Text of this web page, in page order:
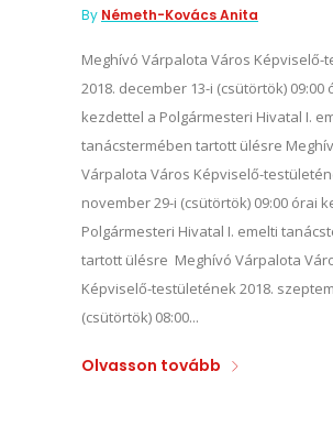
By Németh-Kovács Anita
Meghívó Várpalota Város Képviselő-
2018. december 13-i (csütörtök) 09:00
kezdettel a Polgármesteri Hivatal I.
tanácstermében tartott ülésre
Várpalota Város Képviselő-
november 29-i (csütörtök) 09:00 órai
Polgármesteri Hivatal I. emelti
tartott ülésre Meghívó Várpalota
Képviselő-testületének 2018.
(csütörtök) 08:00...
Olvasson tovább